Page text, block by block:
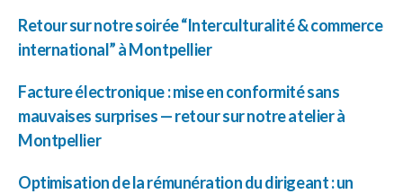
Retour sur notre soirée “Interculturalité & commerce
international” à Montpellier
Facture électronique : mise en conformité sans
mauvaises surprises — retour sur notre atelier à
Montpellier
Optimisation de la rémunération du dirigeant : un